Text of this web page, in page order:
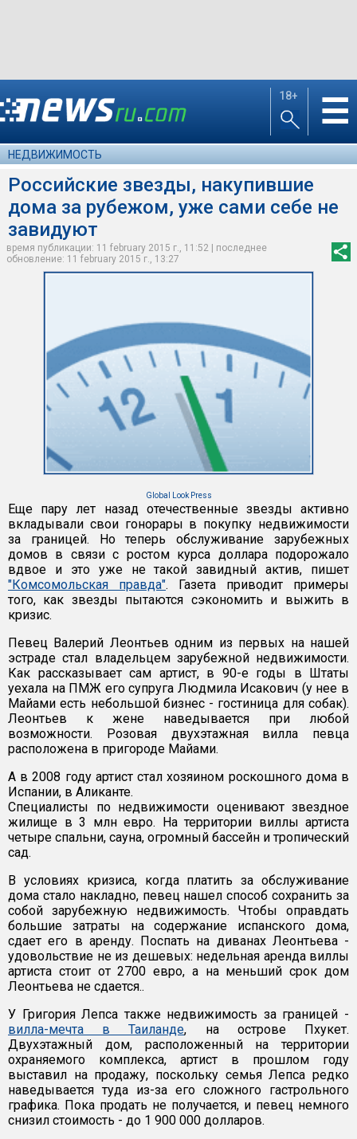
18+ ☰
НЕДВИЖИМОСТЬ
Российские звезды, накупившие
дома за рубежом, уже сами себе не
завидуют
время публикации: 11 february 2015 г., 11:52 | последнее
обновление: 11 february 2015 г., 13:27
Global Look Press
Еще пару лет назад отечественные звезды активно
вкладывали свои гонорары в покупку недвижимости
за границей. Но теперь обслуживание зарубежных
домов в связи с ростом курса доллара подорожало
вдвое и это уже не такой завидный актив, пишет
"Комсомольская правда". Газета приводит примеры
того, как звезды пытаются сэкономить и выжить в
кризис.
Певец Валерий Леонтьев одним из первых на нашей
эстраде стал владельцем зарубежной недвижимости.
Как рассказывает сам артист, в 90-е годы в Штаты
уехала на ПМЖ его супруга Людмила Исакович (у нее в
Майами есть небольшой бизнес - гостиница для собак).
Леонтьев к жене наведывается при любой
возможности. Розовая двухэтажная вилла певца
расположена в пригороде Майами.
А в 2008 году артист стал хозяином роскошного дома в
Испании, в Аликанте.
Специалисты по недвижимости оценивают звездное
жилище в 3 млн евро. На территории виллы артиста
четыре спальни, сауна, огромный бассейн и тропический
сад.
В условиях кризиса, когда платить за обслуживание
дома стало накладно, певец нашел способ сохранить за
собой зарубежную недвижимость. Чтобы оправдать
большие затраты на содержание испанского дома,
сдает его в аренду. Поспать на диванах Леонтьева -
удовольствие не из дешевых: недельная аренда виллы
артиста стоит от 2700 евро, а на меньший срок дом
Леонтьева не сдается..
У Григория Лепса также недвижимость за границей -
вилла-мечта в Таиланде, на острове Пхукет.
Двухэтажный дом, расположенный на территории
охраняемого комплекса, артист в прошлом году
выставил на продажу, поскольку семья Лепса редко
наведывается туда из-за его сложного гастрольного
графика. Пока продать не получается, и певец немного
снизил стоимость - до 1 900 000 долларов.